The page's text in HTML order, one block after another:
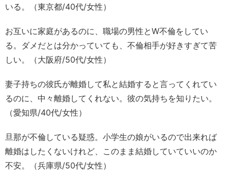
いる。（東京都/40代/女性）
お互いに家庭があるのに、職場の男性とW不倫をしてい
る。ダメだとは分かっていても、不倫相手が好きすぎて苦
しい。（大阪府/50代/女性）
妻子持ちの彼氏が離婚して私と結婚すると言ってくれてい
るのに、中々離婚してくれない。彼の気持ちを知りたい。
（愛知県/40代/女性）
旦那が不倫している疑惑。小学生の娘がいるので出来れば
離婚はしたくないけれど、このまま結婚していていいのか
不安。（兵庫県/50代/女性）